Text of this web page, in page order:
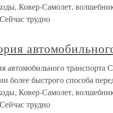
Ковер-Самолет,
трудно
автомобильного транспорта
более быстрого способа
Ковер-Самолет,
трудно